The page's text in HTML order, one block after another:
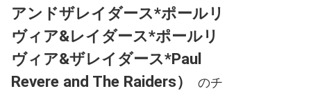
アンドザレイダース*ポールリ
ヴィア&レイダース*ポールリ
ヴィア&ザレイダース*Paul
Revere and The Raiders）
のチ